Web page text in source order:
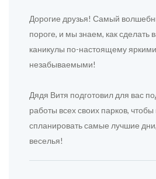
Дорогие друзья! Самый
пороге, и мы знаем, как сделать
каникулы по-настоящему
незабываемыми!
Дядя Витя подготовил для вас
работы всех своих парков,
спланировать самые лучшие
веселья!